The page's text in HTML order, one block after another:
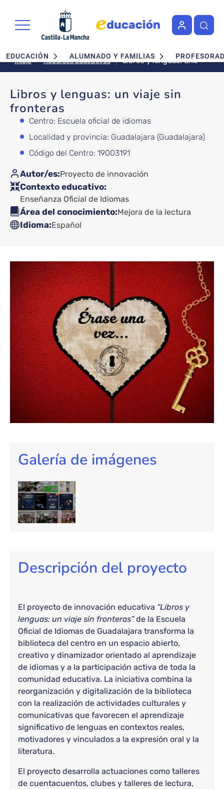
Navegación principal
EDUCACIÓN ALUMNADO Y FAMILIAS
Inicio Recursos Educativos
Libros y lenguas: un
viaje sin fronteras
Libros y lenguas: un viaje sin
fronteras
Centro: Escuela oficial de idiomas
Localidad y provincia: Guadalajara (Guadalajara)
Código del Centro: 19003191
Autor/es Proyecto de innovación
Contexto educativo
Enseñanza Oficial de Idiomas
Área del conocimiento Mejora de la lectura
Idioma Español
Galería de imágenes
Descripción del proyecto
El proyecto de innovación educativa “Libros y
lenguas: un viaje sin fronteras”de la Escuela
Oficial de Idiomas de Guadalajara transforma la
biblioteca del centro en un espacio abierto,
creativo y dinamizador orientado al aprendizaje
de idiomas y a la participación activa de toda la
comunidad educativa. La iniciativa combina la
reorganización y digitalización de la biblioteca
con la realización de actividades culturales y
comunicativas que favorecen el aprendizaje
significativo de lenguas en contextos reales,
motivadores y vinculados a la expresión oral y la
literatura.
El proyecto desarrolla actuaciones como talleres
de cuentacuentos, clubes y talleres de lectura,